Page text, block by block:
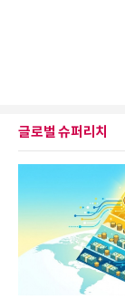
글로벌 슈퍼리치